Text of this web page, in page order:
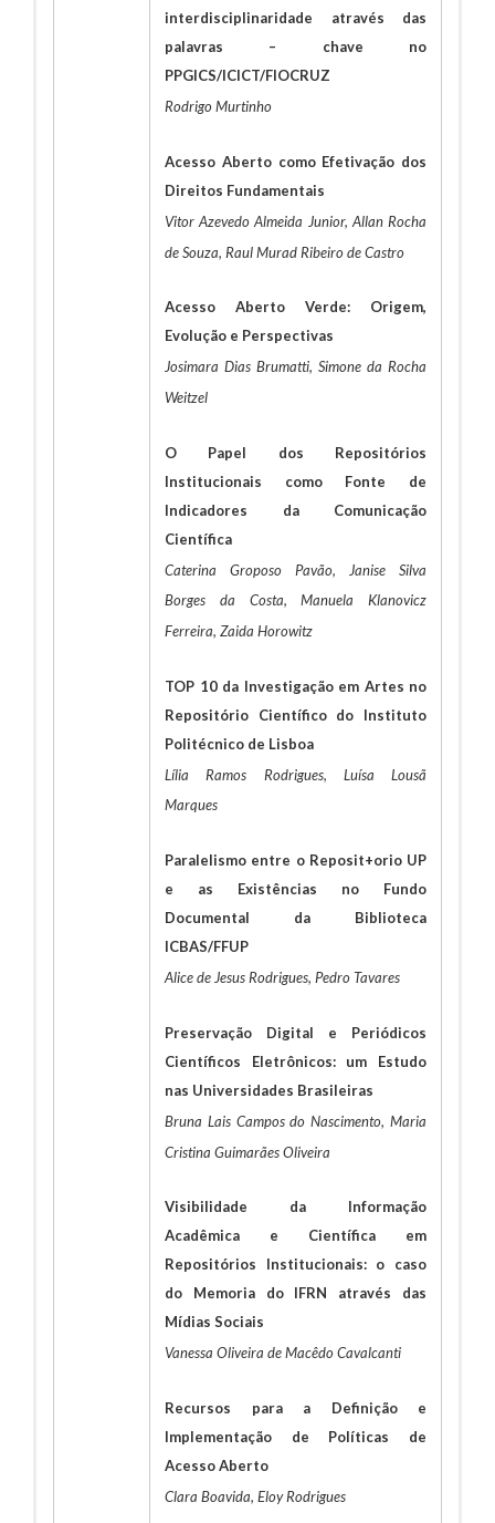
interdisciplinaridade através das
palavras – chave no
PPGICS/ICICT/FIOCRUZ
Rodrigo Murtinho
Acesso Aberto como Efetivação dos
Direitos Fundamentais
Vitor Azevedo Almeida Junior, Allan Rocha
de Souza, Raul Murad Ribeiro de Castro
Acesso Aberto Verde: Origem,
Evolução e Perspectivas
Josimara Dias Brumatti, Simone da Rocha
Weitzel
O Papel dos Repositórios
Institucionais como Fonte de
Indicadores da Comunicação
Científica
Caterina Groposo Pavão, Janise Silva
Borges da Costa, Manuela Klanovicz
Ferreira, Zaida Horowitz
TOP 10 da Investigação em Artes no
Repositório Científico do Instituto
Politécnico de Lisboa
Lília Ramos Rodrigues, Luísa Lousã
Marques
Paralelismo entre o Reposit+orio UP
e as Existências no Fundo
Documental da Biblioteca
ICBAS/FFUP
Alice de Jesus Rodrigues, Pedro Tavares
Preservação Digital e Periódicos
Científicos Eletrônicos: um Estudo
nas Universidades Brasileiras
Bruna Lais Campos do Nascimento, Maria
Cristina Guimarães Oliveira
Visibilidade da Informação
Acadêmica e Científica em
Repositórios Institucionais: o caso
do Memoria do IFRN através das
Mídias Sociais
Vanessa Oliveira de Macêdo Cavalcanti
Recursos para a Definição e
Implementação de Políticas de
Acesso Aberto
Clara Boavida, Eloy Rodrigues